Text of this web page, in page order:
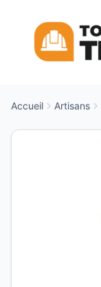
contenu
Accueil Artisans